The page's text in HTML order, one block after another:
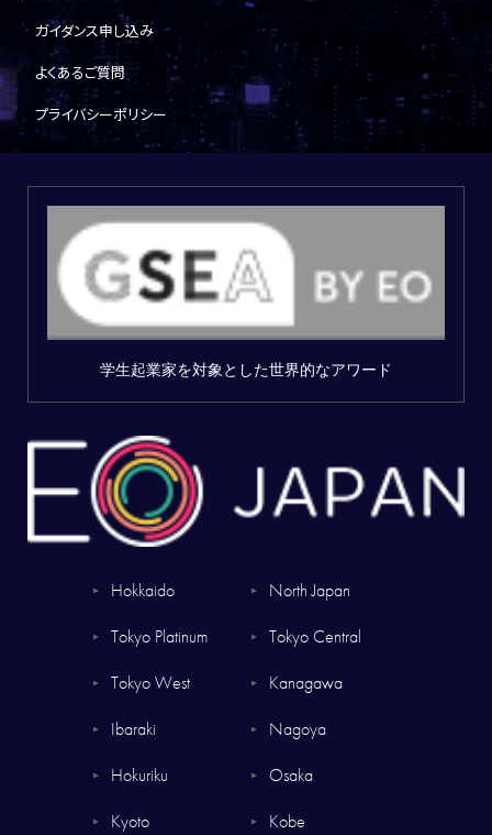
ガイダンス申し込み
よくあるご質問
プライバシーポリシー
▼ Hokkaido ▼ North Japan
▼ Tokyo Platinum ▼ Tokyo Central
▼ Tokyo West ▼ Kanagawa
▼ Ibaraki ▼ Nagoya
▼ Hokuriku ▼ Osaka
▼ Kyoto ▼ Kobe
学生起業家を対象とした世界的なアワード